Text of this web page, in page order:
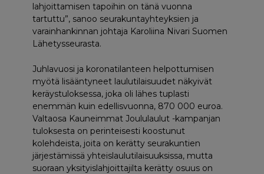
lahjoittamisen tapoihin on tänä vuonna
tartuttu”, sanoo seurakuntayhteyksien ja
varainhankinnan johtaja Karoliina Nivari Suomen
Lähetysseurasta.
Juhlavuosi ja koronatilanteen helpottumisen
myötä lisääntyneet laulutilaisuudet näkyivät
keräystuloksessa, joka oli lähes tuplasti
enemmän kuin edellisvuonna, 870 000 euroa.
Valtaosa Kauneimmat Joululaulut -kampanjan
tuloksesta on perinteisesti koostunut
kolehdeista, joita on kerätty seurakuntien
järjestämissä yhteislaulutilaisuuksissa, mutta
suoraan yksityislahjoittajilta kerätty osuus on